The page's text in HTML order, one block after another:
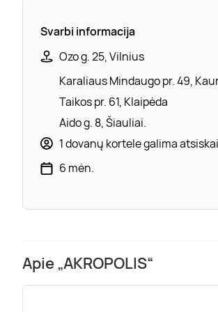
Svarbi informacija
Ozo g. 25, Vilnius
Karaliaus Mindaugo pr. 49,
Taikos pr. 61, Klaipėda
Aido g. 8, Šiauliai.
1 dovanų kortele galima
6 mėn.
Apie „AKROPOLIS“